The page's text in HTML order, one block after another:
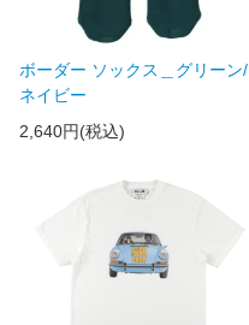
ボーダー ソックス＿グリーン/
ネイビー
2,640円(税込)